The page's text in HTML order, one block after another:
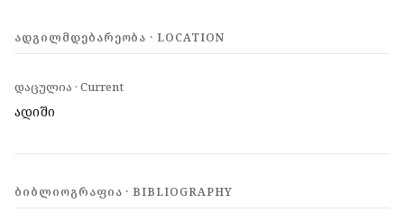
ᲐᲓᲒᲘᲚᲛᲓᲔᲑᲐᲠᲔᲝᲑᲐ · LOCATION
დაცულია · Current
ადიში
ᲑᲘᲑᲚᲘᲝᲒᲠᲐᲤᲘᲐ · BIBLIOGRAPHY